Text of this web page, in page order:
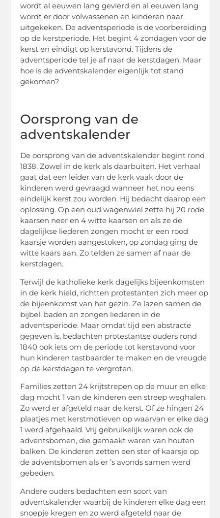
wordt al eeuwen lang gevierd en al eeuwen lang
wordt er door volwassenen en kinderen naar
uitgekeken. De adventsperiode is de voorbereiding
op de kerstperiode. Het begint 4 zondagen voor de
kerst en eindigt op kerstavond. Tijdens de
adventsperiode tel je af naar de kerstdagen. Maar
hoe is de adventskalender eigenlijk tot stand
gekomen?
Oorsprong van de
adventskalender
De oorsprong van de adventskalender begint rond
1838. Zowel in de kerk als daarbuiten. Het verhaal
gaat dat een leider van de kerk vaak door de
kinderen werd gevraagd wanneer het nou eens
eindelijk kerst zou worden. Hij bedacht daarop een
oplossing. Op een oud wagenwiel zette hij 20 rode
kaarsen neer en 4 witte kaarsen en als ze de
dagelijkse liederen zongen mocht er een rood
kaarsje worden aangestoken, op zondag ging de
witte kaars aan. Zo telden ze samen af naar de
kerstdagen.
Terwijl de katholieke kerk dagelijks bijeenkomsten
in de kerk hield, richtten protestanten zich meer op
de bijeenkomst van het gezin. Ze lazen samen de
bijbel, baden en zongen liederen in de
adventsperiode. Maar omdat tijd een abstracte
gegeven is, bedachten protestantse ouders rond
1840 ook iets om de periode tot kerstavond voor
hun kinderen tastbaarder te maken en de vreugde
op de kerstdagen te vergroten.
Families zetten 24 krijtstrepen op de muur en elke
dag mocht 1 van de kinderen een streep weghalen.
Zo werd er afgeteld naar de kerst. Of ze hingen 24
plaatjes met kerstmotieven op waarvan er elke dag
1 werd afgehaald. Vrij gebruikelijk waren ook de
adventsbomen, die gemaakt waren van houten
balken. De kinderen zetten een ster of kaarsje op
de adventsbomen als er ’s avonds samen werd
gebeden.
Andere ouders bedachten een soort van
adventskalender waarbij de kinderen elke dag een
snoepje kregen en zo werd afgeteld naar de